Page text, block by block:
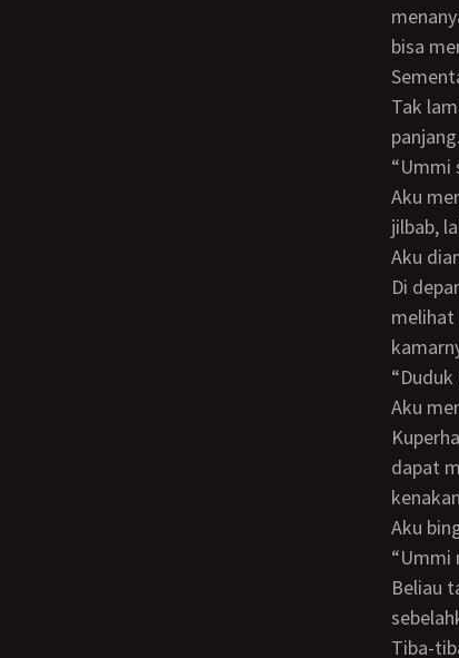
bisa
Tak lama kemudian ummi kembali masuk, menghampiriku dan menhela nafas
panjang.
Aku memeluk ummi. Aku takut ia marah. Umi hanya membelai kepalaku yang terutup
jilbab,
Aku
Di depan kamar, mataku dan mata abi bertemu. Aku langsung tertunduk tak berani
melihat
Aku
Kuperhatikan ummi mulai mengganti gamisnya dengan baju lain. Lama-lama aku
dapat
Aku
Beliau tak langsung menjawab hingga selesai berganti baju. Lalu ummi duduk di
Tiba-